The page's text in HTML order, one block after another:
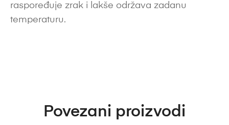
raspoređuje zrak i lakše održava zadanu
temperaturu.
Povezani proizvodi